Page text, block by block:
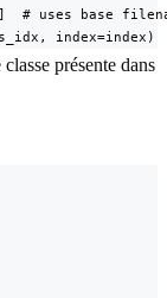
uses base
index=index)
présente dans